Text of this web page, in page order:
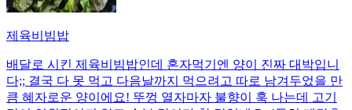
제육비빔밥
배달로 시킨 제육비빔밥인데 혼자먹기엔 양이 진짜 대박입니
다;; 결국 다 못 먹고 다음날까지 먹으려고 따로 남겨두었을 만
큼 혜자로운 양이에요! 뚜껑 열자마자 불향이 훅 나는데 고기